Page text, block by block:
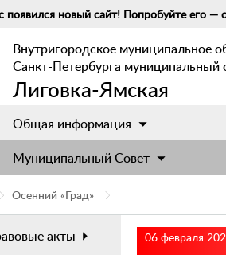
появился новый сайт! Попробуйте его —
Внутригородское муниципальное
Санкт-Петербурга муниципальный
Лиговка-Ямская
Общая информация
Муниципальный Cовет
Осенний «Град»
акты
06 февраля